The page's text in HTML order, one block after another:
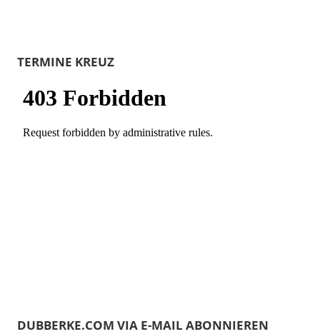
TERMINE KREUZ
DUBBERKE.COM VIA E-MAIL ABONNIEREN